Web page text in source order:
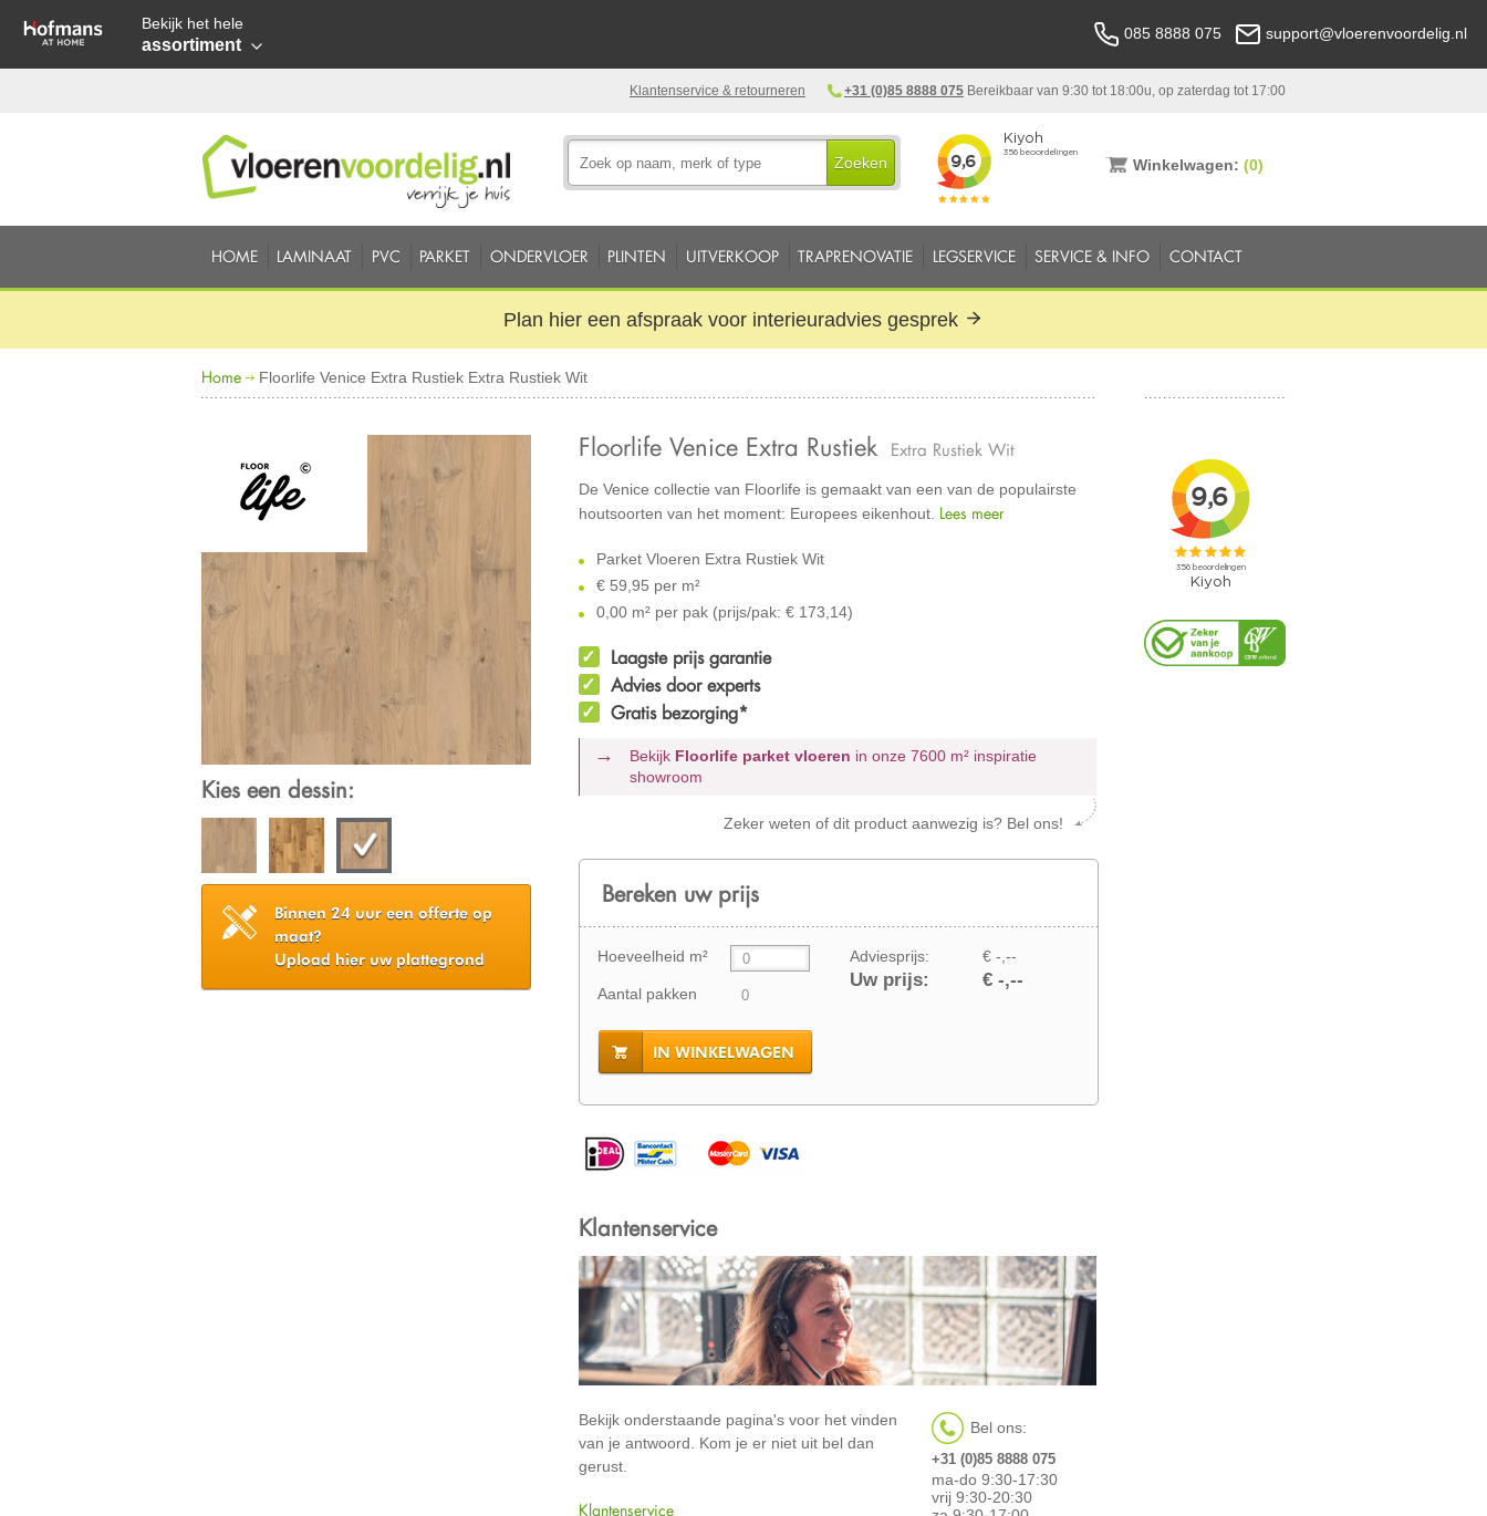
Bekijk het hele
assortiment
085 8888 075 support@vloerenvoordelig.nl
+31 (0)85 8888 075 Bereikbaar van 9:30 tot 18:00u, op zaterdag tot 17:00
Klantenservice & retourneren
Zoeken Winkelwagen: (0)
HOME LAMINAAT PVC PARKET ONDERVLOER PLINTEN UITVERKOOP TRAPRENOVATIE LEGSERVICE SERVICE & INFO CONTACT
Plan hier een afspraak voor interieuradvies gesprek
Home Floorlife Venice Extra Rustiek Extra Rustiek Wit
Kies een dessin:
Binnen 24 uur een offerte op
maat?
Upload hier uw plattegrond
Floorlife Venice Extra Rustiek Extra Rustiek Wit
De Venice collectie van Floorlife is gemaakt van een van de populairste
houtsoorten van het moment: Europees eikenhout. Lees meer
Parket Vloeren Extra Rustiek Wit
€ 59,95 per m²
0,00 m² per pak (prijs/pak: € 173,14)
Laagste prijs garantie
Advies door experts
Gratis bezorging*
Bekijk Floorlife parket vloeren in onze 7600 m² inspiratie
showroom
Zeker weten of dit product aanwezig is? Bel ons!
Bereken uw prijs
Hoeveelheid m²
Aantal pakken
Adviesprijs: € -,--
Uw prijs: € -,--
IN WINKELWAGEN
Klantenservice
Bekijk onderstaande pagina's voor het vinden
van je antwoord. Kom je er niet uit bel dan
gerust.
Klantenservice
Bel ons:
+31 (0)85 8888 075
ma-do 9:30-17:30
vrij 9:30-20:30